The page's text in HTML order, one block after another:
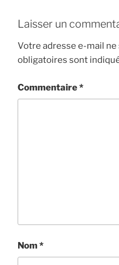
Laisser un
Votre adresse e-mail ne
obligatoires sont
Commentaire*
Nom*